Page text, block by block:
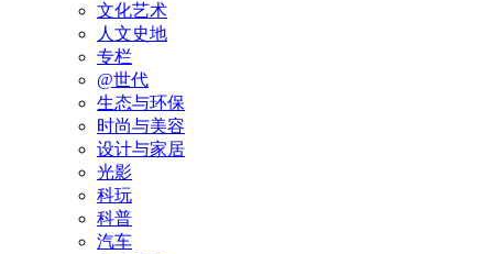
文化艺术
人文史地
专栏
@世代
生态与环保
时尚与美容
设计与家居
光影
科玩
科普
汽车